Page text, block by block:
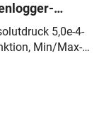
5,0e-4-
Min/Max-